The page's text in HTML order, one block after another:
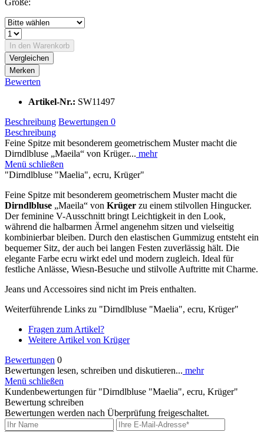
In den Warenkorb
Vergleichen
Merken
Bewerten
Artikel-Nr.: SW11497
Beschreibung Bewertungen 0
Beschreibung
Feine Spitze mit besonderem geometrischem Muster macht die
Dirndlbluse „Maeila“ von Krüger... mehr
Menü schließen
"Dirndlbluse "Maelia", ecru, Krüger"
Feine Spitze mit besonderem geometrischem Muster macht die
Dirndlbluse „Maeila“ von Krüger zu einem stilvollen Hingucker.
Der feminine V-Ausschnitt bringt Leichtigkeit in den Look,
während die halbarmen Ärmel angenehm sitzen und vielseitig
kombinierbar bleiben. Durch den elastischen Gummizug entsteht ein
bequemer Sitz, der auch bei langen Festen zuverlässig hält. Die
elegante Farbe ecru wirkt edel und modern zugleich. Ideal für
festliche Anlässe, Wiesn-Besuche und stilvolle Auftritte mit Charme.
Jeans und Accessoires sind nicht im Preis enthalten.
Weiterführende Links zu "Dirndlbluse "Maelia", ecru, Krüger"
Fragen zum Artikel?
Weitere Artikel von Krüger
Bewertungen 0
Bewertungen lesen, schreiben und diskutieren... mehr
Menü schließen
Kundenbewertungen für "Dirndlbluse "Maelia", ecru, Krüger"
Bewertung schreiben
Bewertungen werden nach Überprüfung freigeschaltet.